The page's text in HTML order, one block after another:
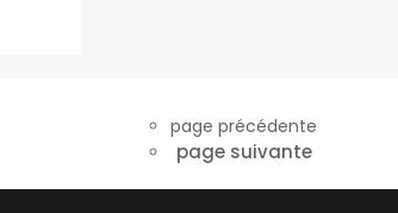
page précédente
page suivante